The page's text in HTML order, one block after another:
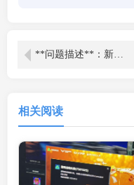
**问题描述**：新部署的网吧客户机在无盘启动时出现异常，读取到116MB后数据流量中断，系统卡在Windows徽标界面无法继续启动。
相关阅读